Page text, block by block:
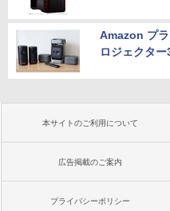
Amazon プ
ロジェクタ
本サイトのご利用について
広告掲載のご案内
プライバシーポリシー